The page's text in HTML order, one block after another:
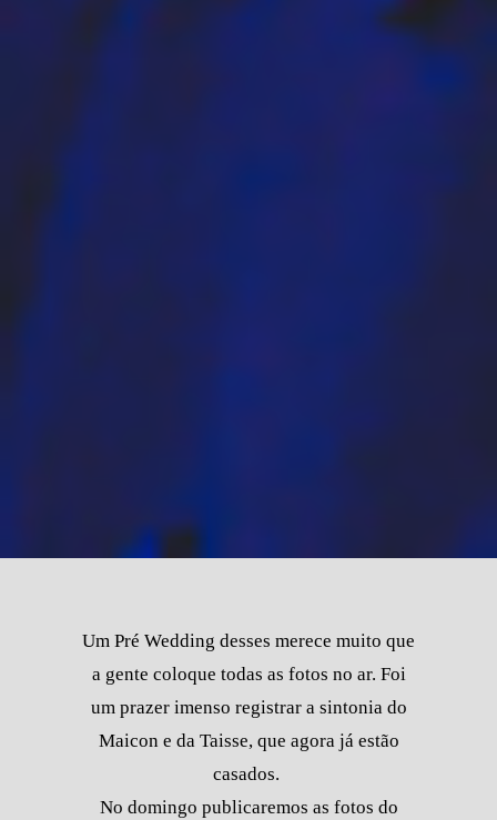
Um Pré Wedding desses merece muito que
a gente coloque todas as fotos no ar. Foi
um prazer imenso registrar a sintonia do
Maicon e da Taisse, que agora já estão
casados.
No domingo publicaremos as fotos do